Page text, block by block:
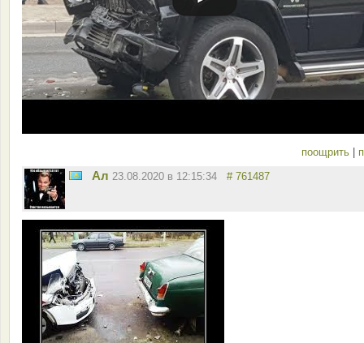
поощрить |
Ал 23.08.2020 в 12:15:34 # 761487